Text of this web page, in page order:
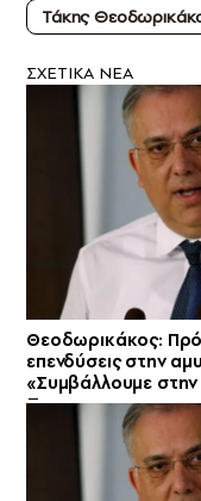
Τάκης
ΣXETIKA NEA
Θεοδωρικάκος:
επενδύσεις στην
«Συμβάλλουμε